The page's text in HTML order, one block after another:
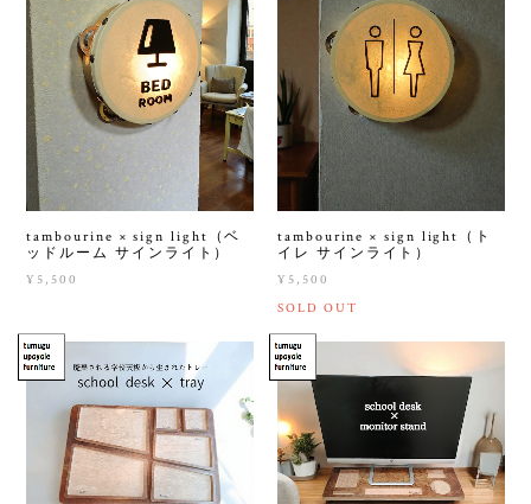
tambourine × sign light（ベ
ッドルーム サインライト）
¥5,500
tambourine × sign light（ト
イレ サインライト）
¥5,500
SOLD OUT